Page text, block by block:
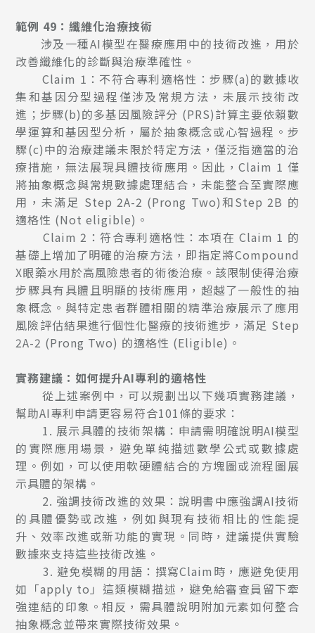
範例 49：纖維化治療技術
涉及一種AI模型在醫療應用中的技術改進，用於
改善纖維化的診斷與治療準確性。
Claim 1：不符合專利適格性：步驟(a)的數據收
集和基因分型過程僅涉及常規方法，未展示技術改
進；步驟(b)的多基因風險評分 (PRS)計算主要依賴數
學運算和基因型分析，屬於抽象概念或心智過程。步
驟(c)中的治療建議未限於特定方法，僅泛指適當的治
療措施，無法展現具體技術應用。因此，Claim 1 僅
將抽象概念與常規數據處理結合，未能整合至實際應
用，未滿足 Step 2A-2 (Prong Two)和Step 2B 的
適格性 (Not eligible)。
Claim 2：符合專利適格性：本項在 Claim 1 的
基礎上增加了明確的治療方法，即指定將Compound
X眼藥水用於高風險患者的術後治療。該限制使得治療
步驟具有具體且明顯的技術應用，超越了一般性的抽
象概念。與特定患者群體相關的精準治療展示了應用
風險評估結果進行個性化醫療的技術進步，滿足 Step
2A-2 (Prong Two) 的適格性 (Eligible)。
實務建議：如何提升AI專利的適格性
從上述案例中，可以規劃出以下幾項實務建議，
幫助AI專利申請更容易符合101條的要求：
1. 展示具體的技術架構：申請需明確說明AI模型
的實際應用場景，避免單純描述數學公式或數據處
理。例如，可以使用軟硬體結合的方塊圖或流程圖展
示具體的架構。
2. 強調技術改進的效果：說明書中應強調AI技術
的具體優勢或改進，例如與現有技術相比的性能提
升、效率改進或新功能的實現。同時，建議提供實驗
數據來支持這些技術改進。
3. 避免模糊的用語：撰寫Claim時，應避免使用
如「apply to」這類模糊描述，避免給審查員留下牽
強連結的印象。相反，需具體說明附加元素如何整合
抽象概念並帶來實際技術效果。